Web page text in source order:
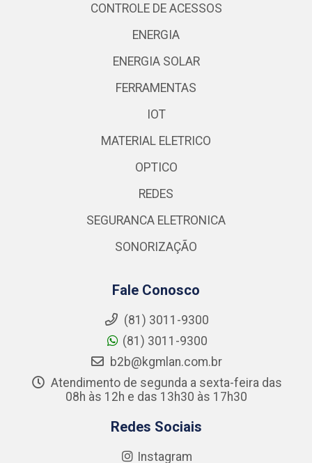
CONTROLE DE ACESSOS
ENERGIA
ENERGIA SOLAR
FERRAMENTAS
IOT
MATERIAL ELETRICO
OPTICO
REDES
SEGURANCA ELETRONICA
SONORIZAÇÃO
Fale Conosco
(81) 3011-9300
(81) 3011-9300
b2b@kgmlan.com.br
Atendimento de segunda a sexta-feira das
08h às 12h e das 13h30 às 17h30
Redes Sociais
Instagram